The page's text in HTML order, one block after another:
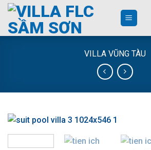
Skip
content
VILLA VŨNG TÀU